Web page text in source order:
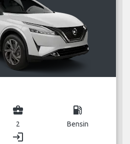
business_center
2
local_gas_station
Bensin
login